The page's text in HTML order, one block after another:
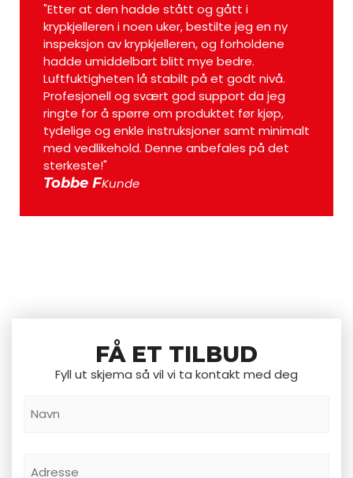
"Etter at den hadde stått og gått i
krypkjelleren i noen uker, bestilte jeg en ny
inspeksjon av krypkjelleren, og forholdene
hadde umiddelbart blitt mye bedre.
Luftfuktigheten lå stabilt på et godt nivå.
Profesjonell og svært god support da jeg
ringte for å spørre om produktet før kjøp,
tydelige og enkle instruksjoner samt minimalt
med vedlikehold. Denne anbefales på det
sterkeste!"
Tobbe FKunde
FÅ ET TILBUD
Fyll ut skjema så vil vi ta kontakt med deg
Navn
Adresse